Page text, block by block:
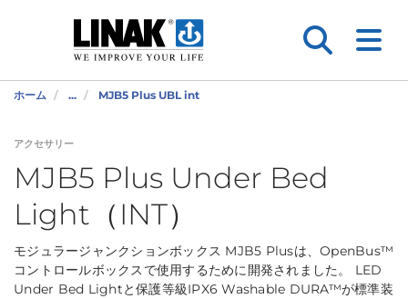
ホーム ... MJB5 Plus UBL int
アクセサリー
MJB5 Plus Under Bed
Light（INT）
モジュラージャンクションボックス MJB5 Plusは、OpenBus™
コントロールボックスで使用するために開発されました。 LED
Under Bed Lightと保護等級IPX6 Washable DURA™が標準装